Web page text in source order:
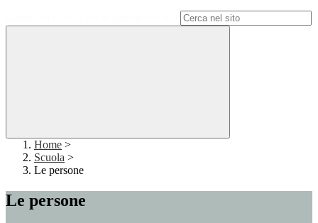
Home >
Scuola >
Le persone
Le persone